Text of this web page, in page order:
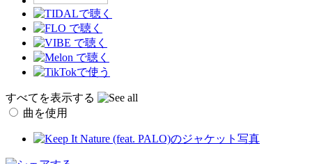
すべてを表示する
曲を使用